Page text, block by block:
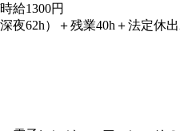
給1300円
夜62h）＋残業40h＋法定休出